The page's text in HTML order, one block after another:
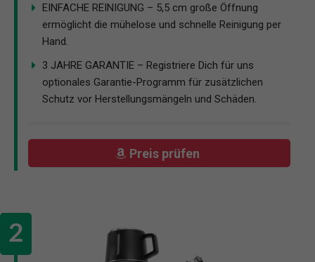
EINFACHE REINIGUNG – 5,5 cm große Öffnung
ermöglicht die mühelose und schnelle Reinigung per
Hand.
3 JAHRE GARANTIE – Registriere Dich für uns
optionales Garantie-Programm für zusätzlichen
Schutz vor Herstellungsmängeln und Schäden.
Preis prüfen